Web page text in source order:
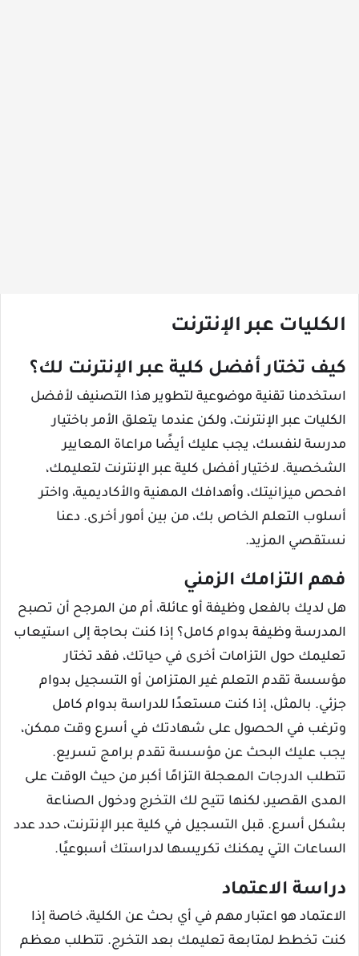
الكليات عبر الإنترنت
كيف تختار أفضل كلية عبر الإنترنت لك؟
استخدمنا تقنية موضوعية لتطوير هذا التصنيف لأفضل
الكليات عبر الإنترنت، ولكن عندما يتعلق الأمر باختيار
مدرسة لنفسك، يجب عليك أيضًا مراعاة المعايير
الشخصية. لاختيار أفضل كلية عبر الإنترنت لتعليمك،
افحص ميزانيتك، وأهدافك المهنية والأكاديمية، واختر
أسلوب التعلم الخاص بك، من بين أمور أخرى. دعنا
نستقصي المزيد.
فهم التزامك الزمني
هل لديك بالفعل وظيفة أو عائلة، أم من المرجح أن تصبح
المدرسة وظيفة بدوام كامل؟ إذا كنت بحاجة إلى استيعاب
تعليمك حول التزامات أخرى في حياتك، فقد تختار
مؤسسة تقدم التعلم غير المتزامن أو التسجيل بدوام
جزئي. بالمثل، إذا كنت مستعدًا للدراسة بدوام كامل
وترغب في الحصول على شهادتك في أسرع وقت ممكن،
يجب عليك البحث عن مؤسسة تقدم برامج تسريع.
تتطلب الدرجات المعجلة التزامًا أكبر من حيث الوقت على
المدى القصير، لكنها تتيح لك التخرج ودخول الصناعة
بشكل أسرع. قبل التسجيل في كلية عبر الإنترنت، حدد عدد
الساعات التي يمكنك تكريسها لدراستك أسبوعيًا.
دراسة الاعتماد
الاعتماد هو اعتبار مهم في أي بحث عن الكلية، خاصة إذا
كنت تخطط لمتابعة تعليمك بعد التخرج. تتطلب معظم